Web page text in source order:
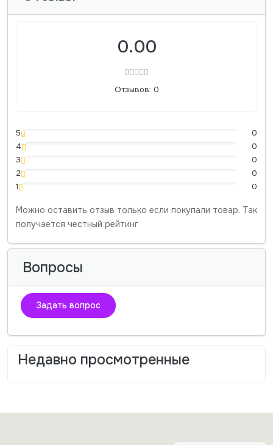
0.00
Отзывов: 0
5
0
4
0
3
0
2
0
1
0
Можно оставить отзыв только если покупали товар. Так
получается честный рейтинг
Вопросы
Задать вопрос
Недавно просмотренные